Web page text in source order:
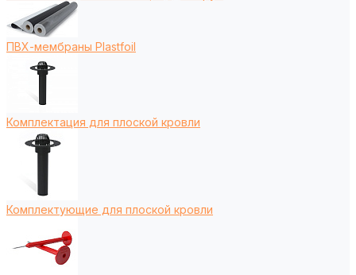
ПВХ-мембраны Plastfoil
Комплектация для плоской кровли
Комплектующие для плоской кровли